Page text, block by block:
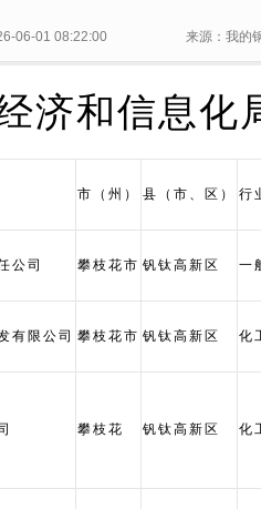
06-01 08:22:00 来源：我的
济和信息化
市（州） 县（市、区） 行
公司 攀枝花市 钒钛高新区 一
有限公司 攀枝花市 钒钛高新区 化
攀枝花 钒钛高新区 化